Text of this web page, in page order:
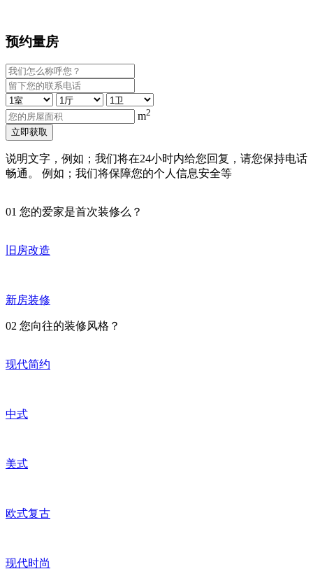
预约量房
m2
立即获取
说明文字，例如；我们将在24小时内给您回复，请您保持电话
畅通。 例如；我们将保障您的个人信息安全等
01 您的爱家是首次装修么？
旧房改造
新房装修
02 您向往的装修风格？
现代简约
中式
美式
欧式复古
现代时尚